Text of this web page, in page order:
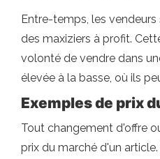
Entre-temps, les
des maxiziers à profit.
volonté de vendre dans
élevée à la basse, où ils
Exemples de prix
Tout changement d'offre
prix du marché d'un